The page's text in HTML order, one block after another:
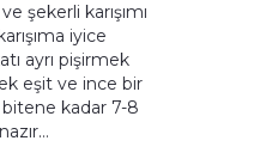
şekerli karışımı
iyice
ayrı pişirmek
eşit ve ince bir
bitene kadar 7-8